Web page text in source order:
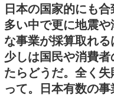
日本の国家的にも
多い中で更に地震
な事業が採算取れる
少しは国民や消費
たらどうだ。全く
って。日本有数の